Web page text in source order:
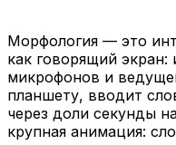
Морфология — это
как говорящий экран:
микрофонов и
планшету, вводит
через доли секунды
крупная анимация: